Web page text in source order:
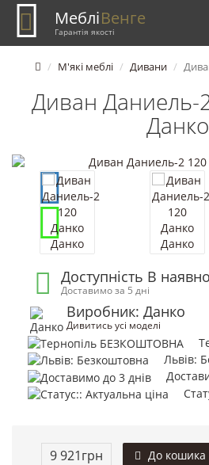
МебліВенге
Гарантія якості
М'які меблі Дивани
Диван Даниель-
Данко
Доступність В
Доставимо за 5 дні
Виробник: Данко
Дивитись усі моделі
Львів:
9 921грн До кошика